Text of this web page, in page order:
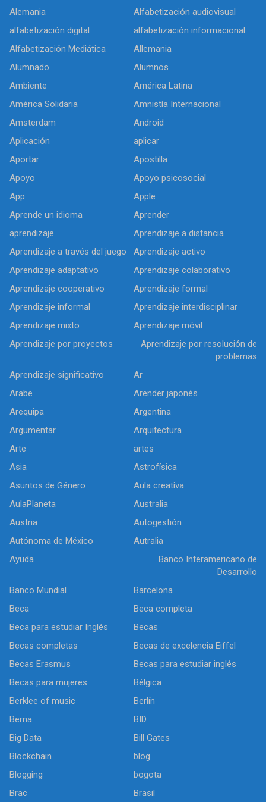
Alemania
Alfabetización audiovisual
alfabetización digital
alfabetización informacional
Alfabetización Mediática
Allemania
Alumnado
Alumnos
Ambiente
América Latina
América Solidaria
Amnistía Internacional
Amsterdam
Android
Aplicación
aplicar
Aportar
Apostilla
Apoyo
Apoyo psicosocial
App
Apple
Aprende un idioma
Aprender
aprendizaje
Aprendizaje a distancia
Aprendizaje a través del juego
Aprendizaje activo
Aprendizaje adaptativo
Aprendizaje colaborativo
Aprendizaje cooperativo
Aprendizaje formal
Aprendizaje informal
Aprendizaje interdisciplinar
Aprendizaje mixto
Aprendizaje móvil
Aprendizaje por proyectos
Aprendizaje por resolución de
problemas
Aprendizaje significativo
Ar
Arabe
Arender japonés
Arequipa
Argentina
Argumentar
Arquitectura
Arte
artes
Asia
Astrofísica
Asuntos de Género
Aula creativa
AulaPlaneta
Australia
Austria
Autogestión
Autónoma de México
Autralia
Ayuda
Banco Interamericano de
Desarrollo
Banco Mundial
Barcelona
Beca
Beca completa
Beca para estudiar Inglés
Becas
Becas completas
Becas de excelencia Eiffel
Becas Erasmus
Becas para estudiar inglés
Becas para mujeres
Bélgica
Berklee of music
Berlín
Berna
BID
Big Data
Bill Gates
Blockchain
blog
Blogging
bogota
Brac
Brasil